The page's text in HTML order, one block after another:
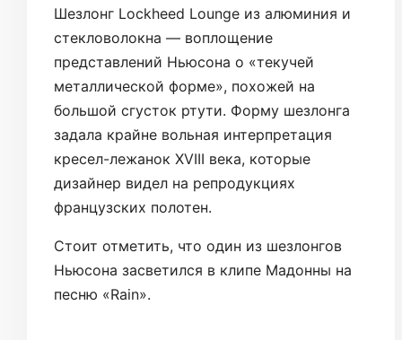
Шезлонг Lockheed Lounge из алюминия и
стекловолокна — воплощение
представлений Ньюсона о «текучей
металлической форме», похожей на
большой сгусток ртути. Форму шезлонга
задала крайне вольная интерпретация
кресел-лежанок XVIII века, которые
дизайнер видел на репродукциях
французских полотен.
Стоит отметить, что один из шезлонгов
Ньюсона засветился в клипе Мадонны на
песню «Rain».